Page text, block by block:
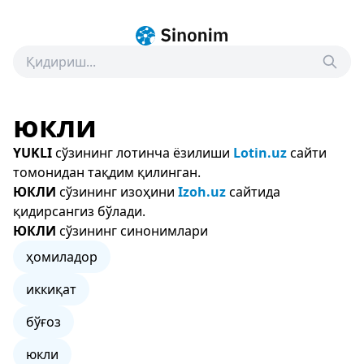
юкли
YUKLIсўзининг лотинча ёзилиши Lotin.uzсайти
томонидан тақдим қилинган.
ЮКЛИ сўзининг изоҳини Izoh.uzсайтида
қидирсангиз бўлади.
ЮКЛИ сўзининг синонимлари
ҳомиладор
иккиқат
бўғоз
юкли